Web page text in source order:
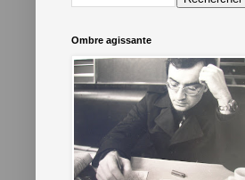
Ombre agissante